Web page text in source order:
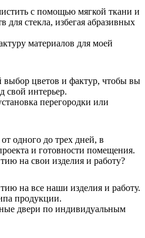
с помощью мягкой ткани и
для стекла, избегая абразивных
материалов для моей
цветов и фактур, чтобы вы
свой интерьер.
перегородки или
одного до трех дней, в
и готовности помещения.
на свои изделия и работу?
на все наши изделия и работу.
продукции.
двери по индивидуальным